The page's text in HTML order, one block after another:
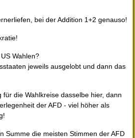
bei der Addition 1+2 genauso!
Wahlen?
jeweils ausgelobt und dann das
für die Wahlkreise dasselbe hier, dann
der AFD - viel höher als
Summe die meisten Stimmen der AFD